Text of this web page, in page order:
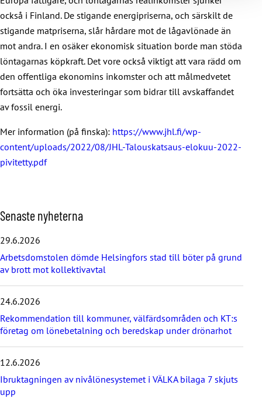
också i Finland. De stigande energipriserna, och särskilt de
stigande matpriserna, slår hårdare mot de lågavlönade än
mot andra. I en osäker ekonomisk situation borde man stöda
löntagarnas köpkraft. Det vore också viktigt att vara rädd om
den offentliga ekonomins inkomster och att målmedvetet
fortsätta och öka investeringar som bidrar till avskaffandet
av fossil energi.
Mer information (på finska): https://www.jhl.fi/wp-
content/uploads/2022/08/JHL-Talouskatsaus-elokuu-2022-
pivitetty.pdf
H
o
p
p
a
ö
v
r
d
e
n
a
s
Senaste nyheterna
29.6.2026
Arbetsdomstolen dömde Helsingfors stad till böter på grund
av brott mot kollektivavtal
24.6.2026
Rekommendation till kommuner, välfärdsområden och KT:s
företag om lönebetalning och beredskap under drönarhot
12.6.2026
Ibruktagningen av nivålönesystemet i VÄLKA bilaga 7 skjuts
upp